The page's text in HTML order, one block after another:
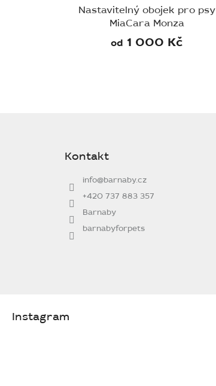
Nastavitelný obojek pro psy
MiaCara Monza
od 1 000 Kč
Kontakt
info@barnaby.cz
+420 737 883 357
Barnaby
barnabyforpets
Instagram